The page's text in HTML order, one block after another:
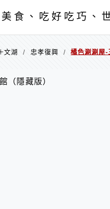
食、吃好吃巧、
文湖 / 忠孝復興 / 橘色涮涮屋-
（隱藏版）